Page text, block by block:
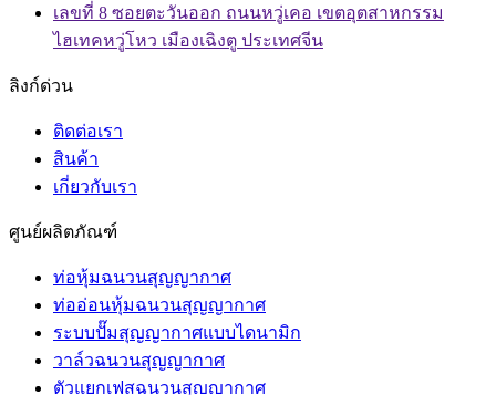
เลขที่ 8 ซอยตะวันออก ถนนหวู่เคอ เขตอุตสาหกรรม
ไฮเทคหวู่โหว เมืองเฉิงตู ประเทศจีน
ลิงก์ด่วน
ติดต่อเรา
สินค้า
เกี่ยวกับเรา
ศูนย์ผลิตภัณฑ์
ท่อหุ้มฉนวนสุญญากาศ
ท่ออ่อนหุ้มฉนวนสุญญากาศ
ระบบปั๊มสุญญากาศแบบไดนามิก
วาล์วฉนวนสุญญากาศ
ตัวแยกเฟสฉนวนสุญญากาศ